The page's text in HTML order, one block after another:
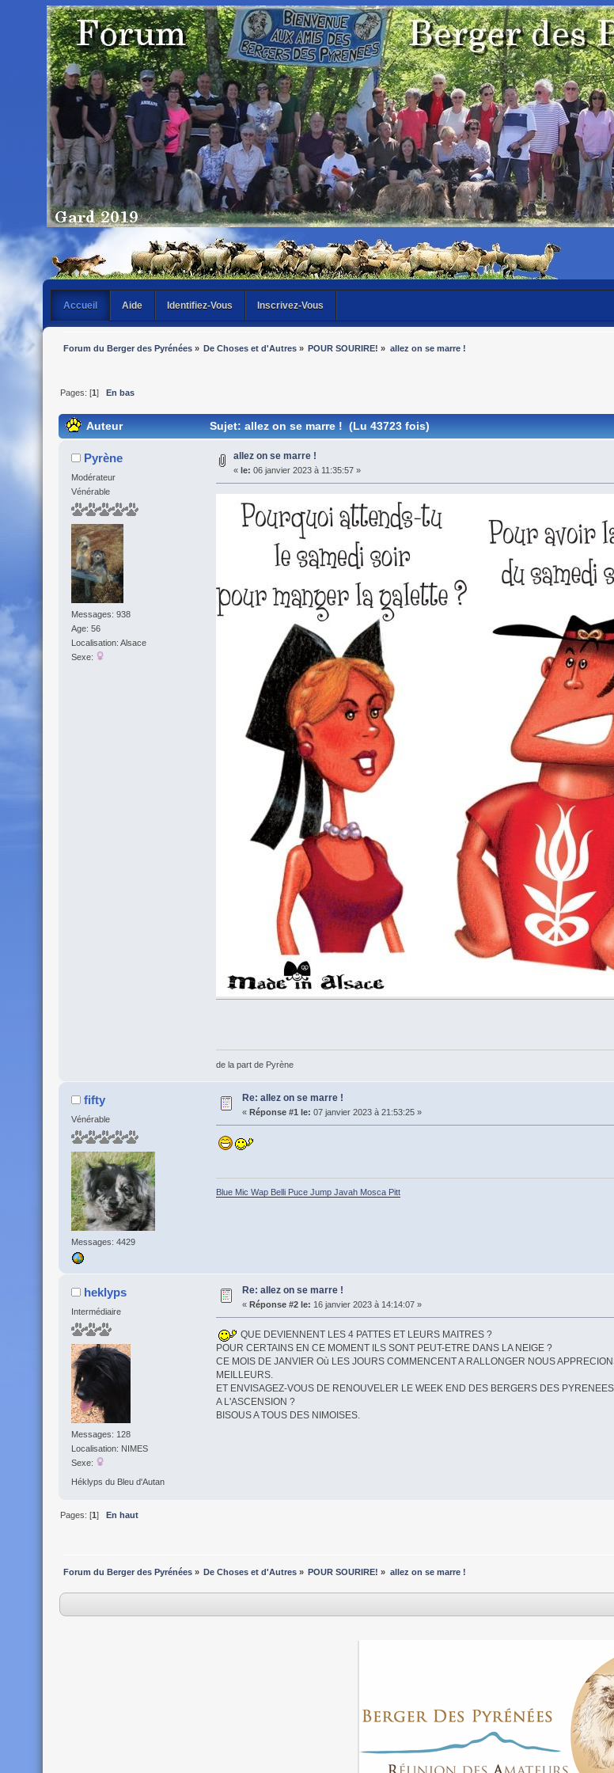
Accueil Aide Identifiez-Vous Inscrivez-Vous
Forum du Berger des Pyrénées» De Choses et d'Autres » POUR SOURIRE! » allez on se marre !
Pages: [1 ] En bas
Auteur Sujet: allez on se marre ! (Lu 43723 fois)
Pyrène
Modérateur
Vénérable
Messages: 938
Age: 56
Localisation: Alsace
Sexe:
allez on se marre !
« le: 06 janvier 2023 à 11:35:57 »
de la part de Pyrène
fifty
Vénérable
Messages: 4429
Re: allez on se marre !
« Réponse #1 le: 07 janvier 2023 à 21:53:25 »
Blue Mic Wap Belli Puce Jump Javah Mosca Pitt
heklyps
Intermédiaire
Messages: 128
Localisation: NIMES
Sexe:
Héklyps du Bleu d'Autan
Re: allez on se marre !
« Réponse #2 le: 16 janvier 2023 à 14:14:07 »
QUE DEVIENNENT LES 4 PATTES ET LEURS MAITRES ?
POUR CERTAINS EN CE MOMENT ILS SONT PEUT-ETRE DANS LA NEIGE ?
CE MOIS DE JANVIER Où LES JOURS COMMENCENT A RALLONGER NOUS
MEILLEURS.
ET ENVISAGEZ-VOUS DE RENOUVELER LE WEEK END DES BERGERS DES PYRENEES
A L'ASCENSION ?
BISOUS A TOUS DES NIMOISES.
Pages: [1] En haut
Forum du Berger des Pyrénées» De Choses et d'Autres » POUR SOURIRE! » allez on se marre !